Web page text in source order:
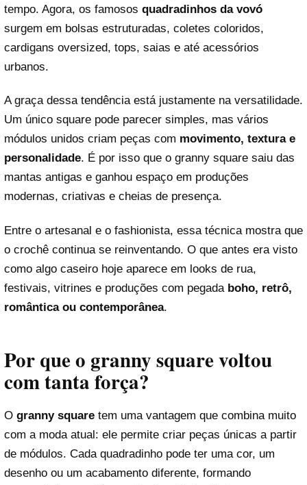
tempo. Agora, os famosos quadradinhos da vovó
surgem em bolsas estruturadas, coletes coloridos,
cardigans oversized, tops, saias e até acessórios
urbanos.
A graça dessa tendência está justamente na versatilidade.
Um único square pode parecer simples, mas vários
módulos unidos criam peças com movimento, textura e
personalidade. É por isso que o granny square saiu das
mantas antigas e ganhou espaço em produções
modernas, criativas e cheias de presença.
Entre o artesanal e o fashionista, essa técnica mostra que
o crochê continua se reinventando. O que antes era visto
como algo caseiro hoje aparece em looks de rua,
festivais, vitrines e produções com pegada boho, retrô,
romântica ou contemporânea.
Por que o granny square voltou
com tanta força?
O granny square tem uma vantagem que combina muito
com a moda atual: ele permite criar peças únicas a partir
de módulos. Cada quadradinho pode ter uma cor, um
desenho ou um acabamento diferente, formando